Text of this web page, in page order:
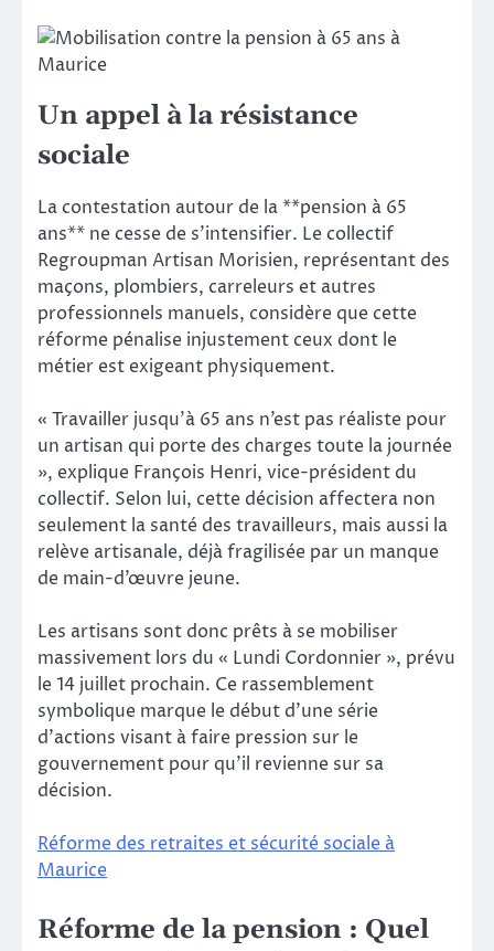
Un appel à la résistance
sociale
La contestation autour de la **pension à 65
ans** ne cesse de s’intensifier. Le collectif
Regroupman Artisan Morisien, représentant des
maçons, plombiers, carreleurs et autres
professionnels manuels, considère que cette
réforme pénalise injustement ceux dont le
métier est exigeant physiquement.
« Travailler jusqu’à 65 ans n’est pas réaliste pour
un artisan qui porte des charges toute la journée
», explique François Henri, vice-président du
collectif. Selon lui, cette décision affectera non
seulement la santé des travailleurs, mais aussi la
relève artisanale, déjà fragilisée par un manque
de main-d’œuvre jeune.
Les artisans sont donc prêts à se mobiliser
massivement lors du « Lundi Cordonnier », prévu
le 14 juillet prochain. Ce rassemblement
symbolique marque le début d’une série
d’actions visant à faire pression sur le
gouvernement pour qu’il revienne sur sa
décision.
Réforme des retraites et sécurité sociale à
Maurice
Réforme de la pension : Quel